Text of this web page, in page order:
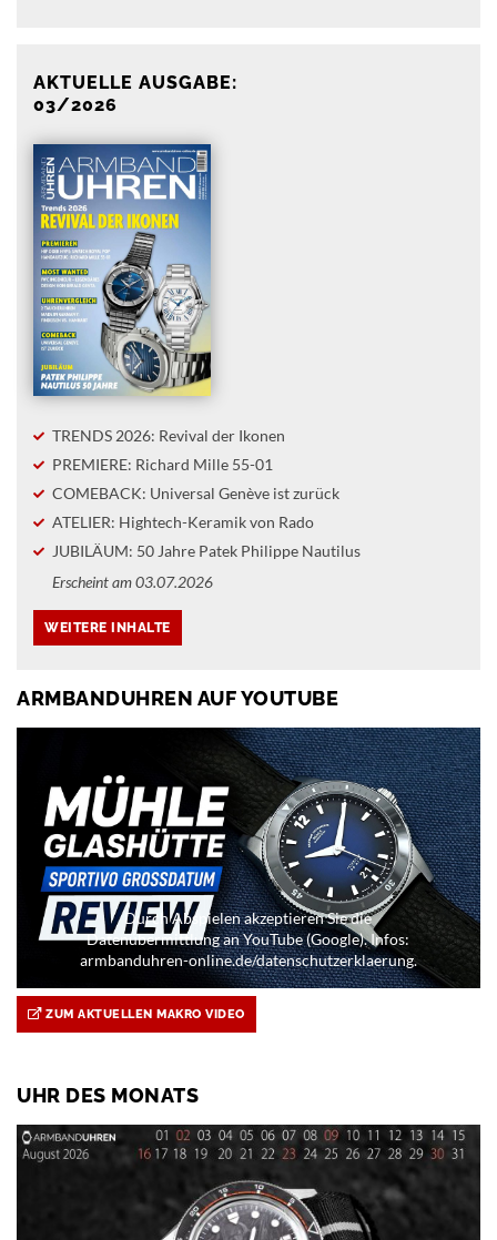
AKTUELLE AUSGABE:
03/2026
TRENDS 2026: Revival der Ikonen
PREMIERE: Richard Mille 55-01
COMEBACK: Universal Genève ist zurück
ATELIER: Hightech-Keramik von Rado
JUBILÄUM: 50 Jahre Patek Philippe Nautilus
Erscheint am 03.07.2026
ARMBANDUHREN AUF YOUTUBE
Durch Abspielen akzeptieren Sie die
Datenübermittlung an YouTube (Google). Infos:
armbanduhren-online.de/datenschutzerklaerung.
ZUM AKTUELLEN MAKRO VIDEO
UHR DES MONATS